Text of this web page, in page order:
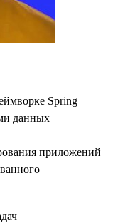
Spring
данных
приложений